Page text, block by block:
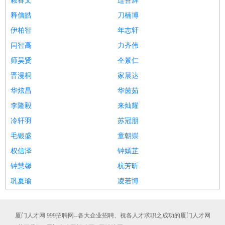
释信皓
刀楠博
伊柏智
年志轩
闫智高
力齐伟
师昊贤
仝景仁
晋漫桐
家晨达
华炫昌
华茵茹
李隆毅
来灿耀
冷轩羽
苏冠朋
毛银盛
童朝崇
权信泽
钟嫣芷
钟慧馨
杭芳昕
巩夏瑜
凌若博
厦门人才网 999招聘网--各大企业招聘、祝各人才求职之成功的厦门人才网